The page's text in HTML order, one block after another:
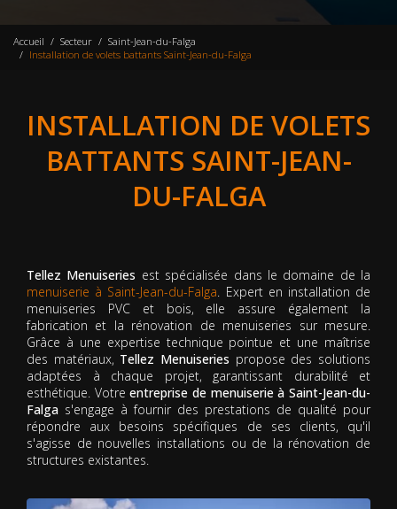
Accueil Secteur
Saint-Jean-du-Falga
Installation de volets battants Saint-Jean-du-Falga
INSTALLATION DE VOLETS
BATTANTS SAINT-JEAN-
DU-FALGA
Tellez Menuiseries est spécialisée dans le domaine de la
menuiserie à Saint-Jean-du-Falga. Expert en installation de
menuiseries PVC et bois, elle assure également la
fabrication et la rénovation de menuiseries sur mesure.
Grâce à une expertise technique pointue et une maîtrise
des matériaux, Tellez Menuiseries propose des solutions
adaptées à chaque projet, garantissant durabilité et
esthétique. Votreentreprise de menuiserie à Saint-Jean-du-
Falga s'engage à fournir des prestations de qualité pour
répondre aux besoins spécifiques de ses clients, qu'il
s'agisse de nouvelles installations ou de la rénovation de
structures existantes.